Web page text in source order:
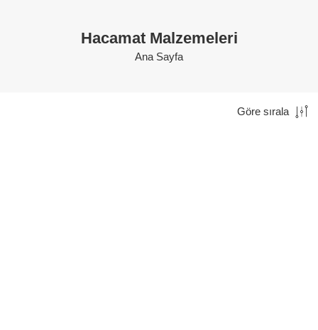
Hacamat Malzemeleri
Ana Sayfa
Göre sırala